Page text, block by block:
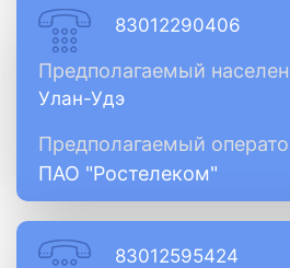
83012290406
Предполагаемый
Улан-Удэ
Предполагаемый
ПАО "Ростелеком"
83012595424